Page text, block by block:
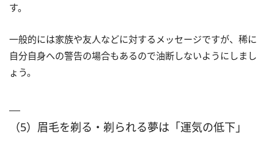
す。
一般的には家族や友人などに対するメッセージですが、稀に
自分自身への警告の場合もあるので油断しないようにしまし
ょう。
（5）眉毛を剃る・剃られる夢は「運気の低下」